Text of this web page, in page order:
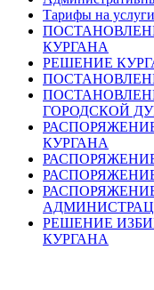
Тарифы на
КУРГАНА
РЕШЕНИЕ
ГОРОДСКОЙ
КУРГАНА
РЕШЕНИЕ
КУРГАНА